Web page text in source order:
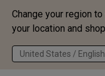
Change your region
your location and
United States / English